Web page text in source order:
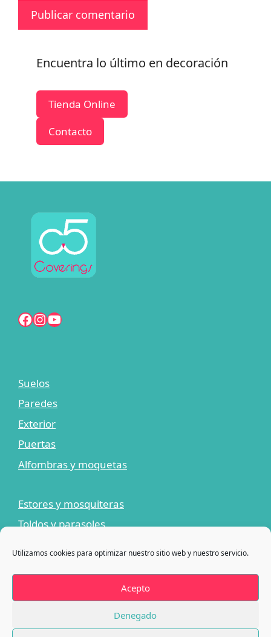
Utilizamos cookies para optimizar nuestro sitio web y nuestro servicio.
Acepto
Denegado
Encuentra lo último en decoración
Tienda Online
Contacto
Facebook
Instagram
YouTube
Suelos
Paredes
Exterior
Puertas
Alfombras y moquetas
Estores y mosquiteras
Toldos y parasoles
Contacto